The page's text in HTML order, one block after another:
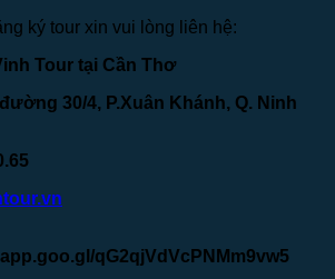
ký tour xin vui lòng liên hệ:
Tour tại Cần Thơ
30/4, P.Xuân Khánh, Q. Ninh
qG2qjVdVcPNMm9vw5